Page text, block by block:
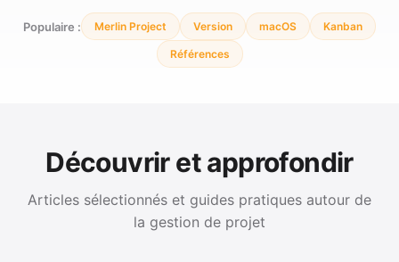
Populaire : Merlin Project Version macOS Kanban
Références
Découvrir et approfondir
Articles sélectionnés et guides pratiques autour de
la gestion de projet